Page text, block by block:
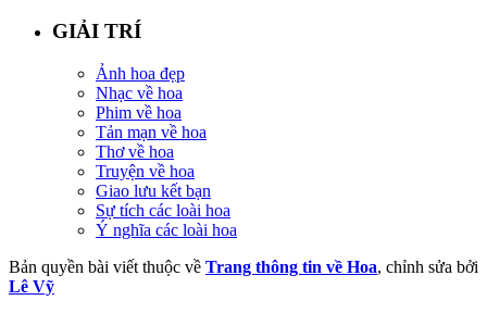
GIẢI TRÍ
Ảnh hoa đẹp
Nhạc về hoa
Phim về hoa
Tản mạn về hoa
Thơ về hoa
Truyện về hoa
Giao lưu kết bạn
Sự tích các loài hoa
Ý nghĩa các loài hoa
Bản quyền bài viết thuộc về Trang thông tin về Hoa, chỉnh sửa bởi
Lê Vỹ